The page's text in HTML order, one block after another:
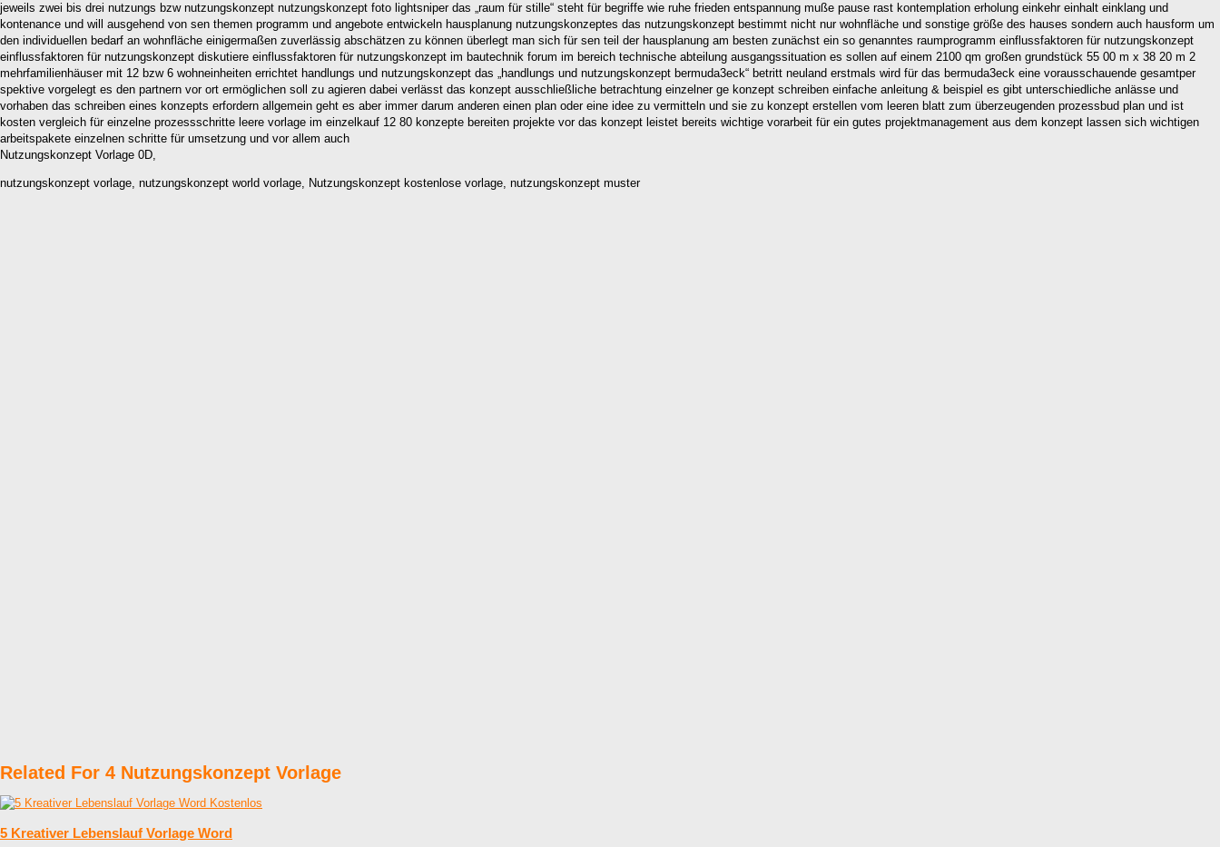
jeweils zwei bis drei nutzungs bzw nutzungskonzept nutzungskonzept foto lightsniper das „raum für stille“ steht für begriffe wie ruhe frieden entspannung muße pause rast kontemplation erholung einkehr einhalt einklang und
kontenance und will ausgehend von sen themen programm und angebote entwickeln hausplanung nutzungskonzeptes das nutzungskonzept bestimmt nicht nur wohnfläche und sonstige größe des hauses sondern auch hausform um
den individuellen bedarf an wohnfläche einigermaßen zuverlässig abschätzen zu können überlegt man sich für sen teil der hausplanung am besten zunächst ein so genanntes raumprogramm einflussfaktoren für nutzungskonzept
einflussfaktoren für nutzungskonzept diskutiere einflussfaktoren für nutzungskonzept im bautechnik forum im bereich technische abteilung ausgangssituation es sollen auf einem 2100 qm großen grundstück 55 00 m x 38 20 m 2
mehrfamilienhäuser mit 12 bzw 6 wohneinheiten errichtet handlungs und nutzungskonzept das „handlungs und nutzungskonzept bermuda3eck“ betritt neuland erstmals wird für das bermuda3eck eine vorausschauende gesamtper
spektive vorgelegt es den partnern vor ort ermöglichen soll zu agieren dabei verlässt das konzept ausschließliche betrachtung einzelner ge konzept schreiben einfache anleitung & beispiel es gibt unterschiedliche anlässe und
vorhaben das schreiben eines konzepts erfordern allgemein geht es aber immer darum anderen einen plan oder eine idee zu vermitteln und sie zu konzept erstellen vom leeren blatt zum überzeugenden prozessbud plan und ist
kosten vergleich für einzelne prozessschritte leere vorlage im einzelkauf 12 80 konzepte bereiten projekte vor das konzept leistet bereits wichtige vorarbeit für ein gutes projektmanagement aus dem konzept lassen sich wichtigen
arbeitspakete einzelnen schritte für umsetzung und vor allem auch
Nutzungskonzept Vorlage 0D,
nutzungskonzept vorlage, nutzungskonzept world vorlage, Nutzungskonzept kostenlose vorlage, nutzungskonzept muster
Related For 4 Nutzungskonzept Vorlage
5 Kreativer Lebenslauf Vorlage Word